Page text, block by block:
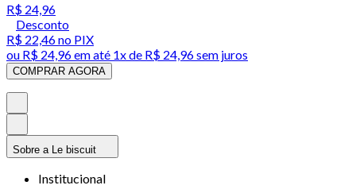
R$ 24,96
Desconto
R$ 22,46no PIX
ou R$ 24,96em até 1x de R$ 24,96sem juros
COMPRAR AGORA
Sobre a Le biscuit
Institucional